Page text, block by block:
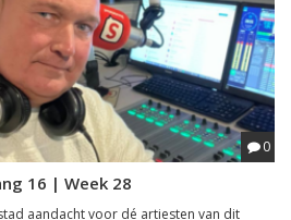
0
16 | Week 28
aandacht voor dé artiesten van dit